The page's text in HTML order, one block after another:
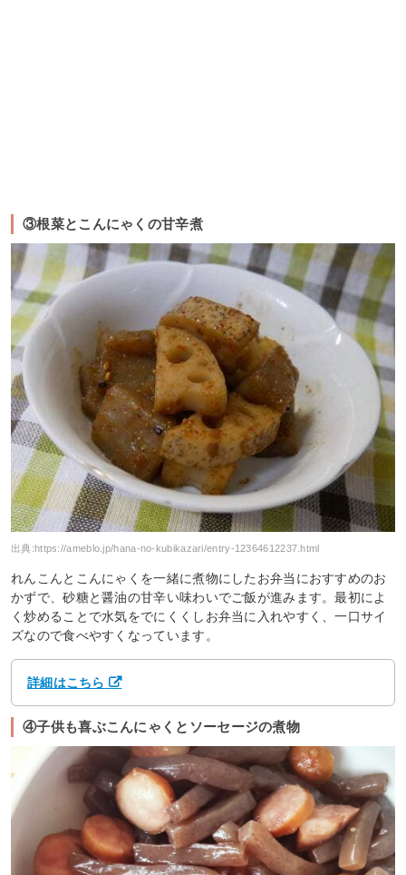
③根菜とこんにゃくの甘辛煮
出典: https://ameblo.jp/hana-no-kubikazari/entry-12364612237.html
れんこんとこんにゃくを一緒に煮物にしたお弁当におすすめのお
かずで、砂糖と醤油の甘辛い味わいでご飯が進みます。最初によ
く炒めることで水気をでにくくしお弁当に入れやすく、一口サイ
ズなので食べやすくなっています。
詳細はこちら
④子供も喜ぶこんにゃくとソーセージの煮物